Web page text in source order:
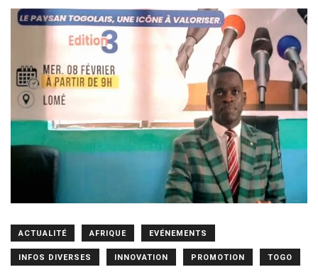
ACTUALITÉ AFRIQUE EVÉNEMENTS
INFOS DIVERSES INNOVATION PROMOTION TOGO